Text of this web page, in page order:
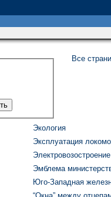
Все
Экология
Эксплуатация
Электровозостроение
Эмблема
Юго-Западная